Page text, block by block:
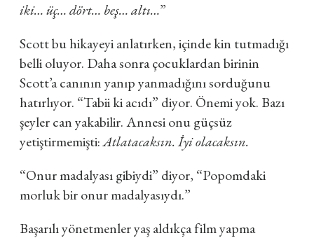
iki… üç… dört… beş… altı…”
Scott bu hikayeyi anlatırken, içinde kin tutmadığı
belli oluyor. Daha sonra çocuklardan birinin
Scott’a canının yanıp yanmadığını sorduğunu
hatırlıyor. “Tabii ki acıdı” diyor. Önemi yok. Bazı
şeyler can yakabilir. Annesi onu güçsüz
yetiştirmemişti:Atlatacaksın. İyi olacaksın.
“Onur madalyası gibiydi” diyor, “Popomdaki
morluk bir onur madalyasıydı.”
Başarılı yönetmenler yaş aldıkça film yapma